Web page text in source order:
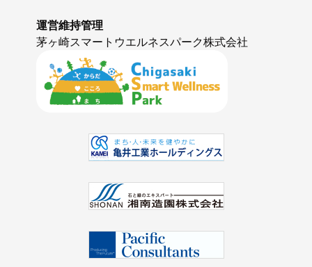
運営維持管理
茅ヶ崎スマートウエルネスパーク株式会社